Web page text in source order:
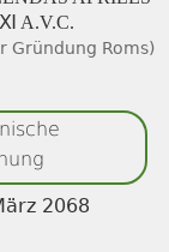
A.V.C.
Gründung Roms)
2068